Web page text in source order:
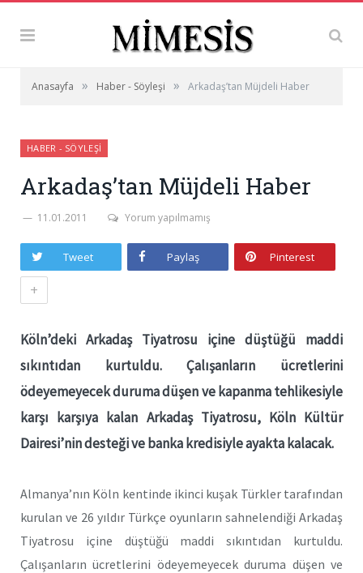
Anasayfa » Haber - Söyleşi » Arkadaş’tan Müjdeli Haber
HABER - SÖYLEŞI
Arkadaş’tan Müjdeli Haber
11.01.2011 Yorum yapılmamış
Tweet Paylaş Pinterest
+
Köln’deki Arkadaş Tiyatrosu içine düştüğü maddi
sıkıntıdan kurtuldu. Çalışanların ücretlerini
ödeyemeyecek duruma düşen ve kapanma tehlikesiyle
karşı karşıya kalan Arkadaş Tiyatrosu, Köln Kültür
Dairesi’nin desteği ve banka kredisiyle ayakta kalacak.
Almanya’nın Köln kentinde ikinci kuşak Türkler tarafından
kurulan ve 26 yıldır Türkçe oyunların sahnelendiği Arkadaş
Tiyatrosu içine düştüğü maddi sıkıntıdan kurtuldu.
Çalışanların ücretlerini ödeyemeyecek duruma düşen ve